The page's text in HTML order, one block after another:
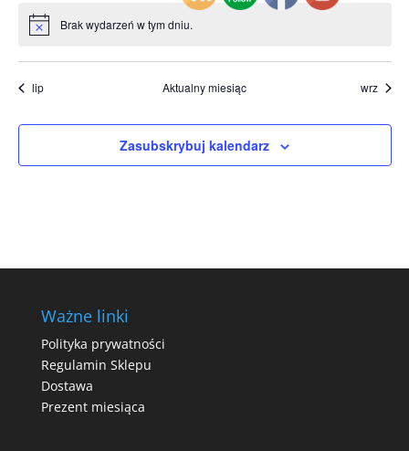
Powiadomienie
Brak wydarzeń w tym dniu.
lip Aktualny miesiąc wrz
Zasubskrybuj kalendarz
Ważne linki
Polityka prywatności
Regulamin Sklepu
Dostawa
Prezent miesiąca